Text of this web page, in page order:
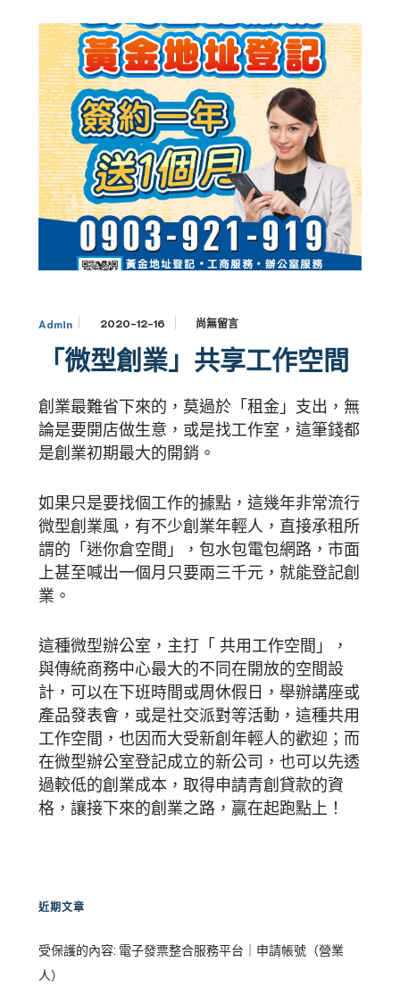
Admin 2020-12-16 尚無留言
「微型創業」共享工作空間
創業最難省下來的，莫過於「租金」支出，無
論是要開店做生意，或是找工作室，這筆錢都
是創業初期最大的開銷。
如果只是要找個工作的據點，這幾年非常流行
微型創業風，有不少創業年輕人，直接承租所
謂的「迷你倉空間」，包水包電包網路，市面
上甚至喊出一個月只要兩三千元，就能登記創
業。
這種微型辦公室，主打「 共用工作空間」，
與傳統商務中心最大的不同在開放的空間設
計，可以在下班時間或周休假日，舉辦講座或
產品發表會，或是社交派對等活動，這種共用
工作空間，也因而大受新創年輕人的歡迎；而
在微型辦公室登記成立的新公司，也可以先透
過較低的創業成本，取得申請青創貸款的資
格，讓接下來的創業之路，贏在起跑點上！
近期文章
受保護的內容: 電子發票整合服務平台｜申請帳號（營業
人）